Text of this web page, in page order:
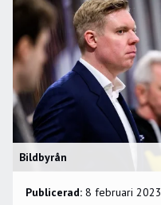
Bildbyrån
Publicerad: 8 februari 2023